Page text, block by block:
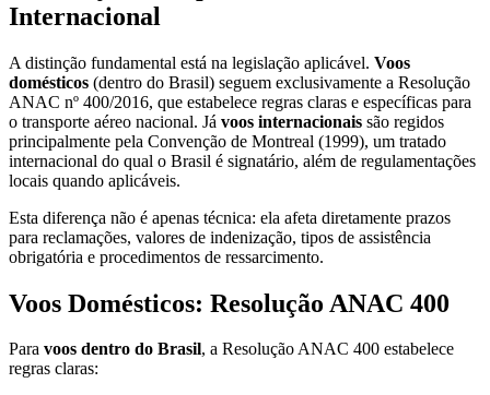
Internacional
A distinção fundamental está na legislação aplicável. Voos
domésticos (dentro do Brasil) seguem exclusivamente a Resolução
ANAC nº 400/2016, que estabelece regras claras e específicas para
o transporte aéreo nacional. Já voos internacionais são regidos
principalmente pela Convenção de Montreal (1999), um tratado
internacional do qual o Brasil é signatário, além de regulamentações
locais quando aplicáveis.
Esta diferença não é apenas técnica: ela afeta diretamente prazos
para reclamações, valores de indenização, tipos de assistência
obrigatória e procedimentos de ressarcimento.
Voos Domésticos: Resolução ANAC 400
Para voos dentro do Brasil, a Resolução ANAC 400 estabelece
regras claras: